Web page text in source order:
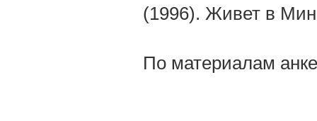
(1996). Живет в
По материалам